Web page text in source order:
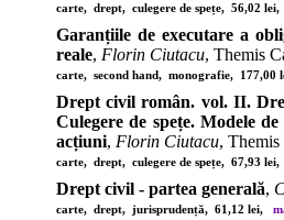
carte, drept, culegere de spețe, 56,02
Garanțiile de executare a
reale, Florin Ciutacu, Themis
carte, second hand, monografie,
Drept civil român. vol. II.
Culegere de spețe. Modele
acțiuni, Florin Ciutacu, Themis
carte, drept, culegere de spețe, 67,93
Drept civil - partea generală,
carte, drept, jurisprudență, 61,12 lei,